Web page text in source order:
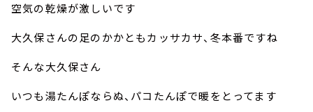
空気の乾燥が激しいです
大久保さんの足のかかともカッサカサ、冬本番ですね
そんな大久保さん
いつも湯たんぽならぬ、パコたんぽで暖をとってます